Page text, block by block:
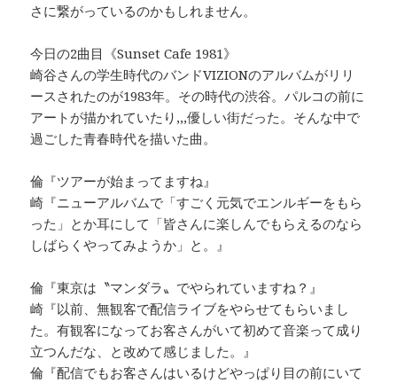
さに繋がっているのかもしれません。
今日の2曲目《Sunset Cafe 1981》
崎谷さんの学生時代のバンドVIZIONのアルバムがリリ
ースされたのが1983年。その時代の渋谷。パルコの前に
アートが描かれていたり,,,優しい街だった。そんな中で
過ごした青春時代を描いた曲。
倫『ツアーが始まってますね』
崎『ニューアルバムで「すごく元気でエンルギーをもら
った」とか耳にして「皆さんに楽しんでもらえるのなら
しばらくやってみようか」と。』
倫『東京は〝マンダラ〟でやられていますね？』
崎『以前、無観客で配信ライブをやらせてもらいまし
た。有観客になってお客さんがいて初めて音楽って成り
立つんだな、と改めて感じました。』
倫『配信でもお客さんはいるけどやっぱり目の前にいて